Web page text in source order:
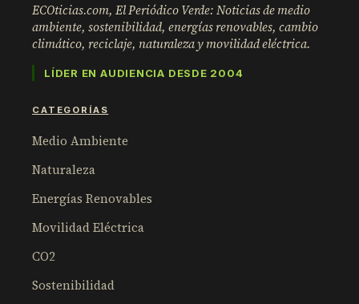
ECOticias.com, El Periódico Verde: Noticias de medio
ambiente, sostenibilidad, energías renovables, cambio
climático, reciclaje, naturaleza y movilidad eléctrica.
LÍDER EN AUDIENCIA DESDE 2004
CATEGORÍAS
Medio Ambiente
Naturaleza
Energías Renovables
Movilidad Eléctrica
CO2
Sostenibilidad